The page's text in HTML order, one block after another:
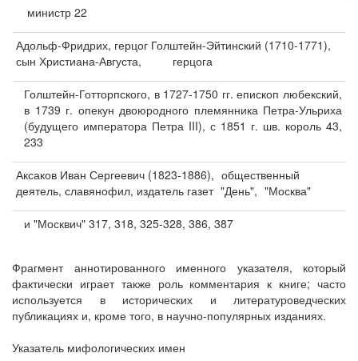
министр 22
Адольф-Фридрих, герцог Голштейн-Эйтинский (1710-1771),
сын Христиана-Августа,
герцога
Голштейн-Готторпского, в 1727-1750 гг. епископ любекский,
в 1739 г. опекун двоюродного племянника Петра-Ульриха
(будущего императора Петра III), с 1851 г. шв. король 43,
233
Аксаков Иван Сергеевич (1823-1886), общественный
деятель, славянофил, издатель газет "День", "Москва"
и "Москвич" 317, 318, 325-328, 386, 387
Фрагмент аннотированного именного указателя, который
фактически играет также роль комментария к книге; часто
используется в исторических и литературоведческих
публикациях и, кроме того, в научно-популярных изданиях.
Указатель мифологических имен